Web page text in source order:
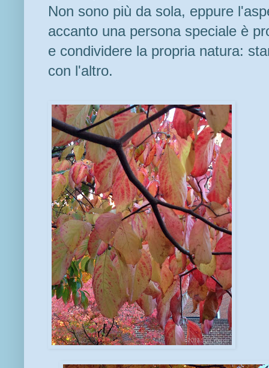
Non sono più da sola, eppure
accanto una persona speciale è
e condividere la propria natura:
con l'altro.